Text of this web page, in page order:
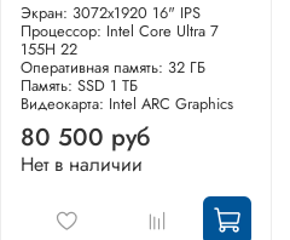
Экран: 3072x1920 16" IPS
Процессор: Intel Core Ultra 7
155H 22
Оперативная память: 32 ГБ
Память: SSD 1 ТБ
Видеокарта: Intel ARC Graphics
80 500 руб
Нет в наличии